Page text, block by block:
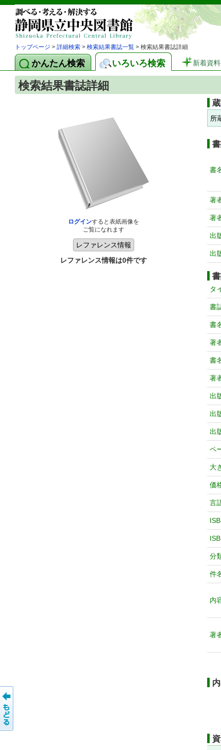
トップページ > 詳細検索 > 検索結果書誌一覧 > 検索結果書誌詳細
かんたん検索 いろいろ検索 新着資料
検索結果書誌詳細
ログインすると表紙画像を
ご覧になれます
レファレンス情報は0件です
所
書
著
著
出
出
タ
書
書
著
書
著
出
出
出
ペ
大
価
言
分
件
内
著